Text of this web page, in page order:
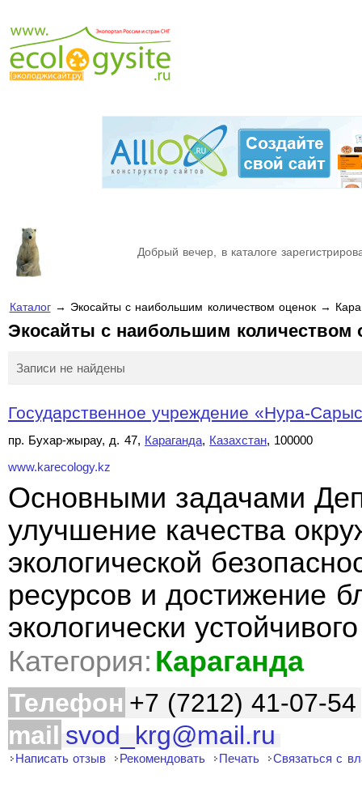
Добрый вечер, в каталоге
Каталог→ Экосайты с наибольшим количеством оценок →
Экосайты с наибольшим количеством
Записи не найдены
Государственное учреждение «Нура-
пр. Бухар-жырау, д. 47, Караганда, Казахстан, 100000
www.karecology.kz
Основными задачами
улучшение качества
экологической
ресурсов и достижение
экологически
Категория: Караганда
Телефон +7 (7212) 41-07-54
mail svod_krg@mail.ru
Написать отзыв Рекомендовать Печать Связаться с